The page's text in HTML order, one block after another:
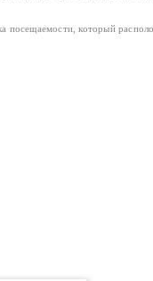
посещаемости, который